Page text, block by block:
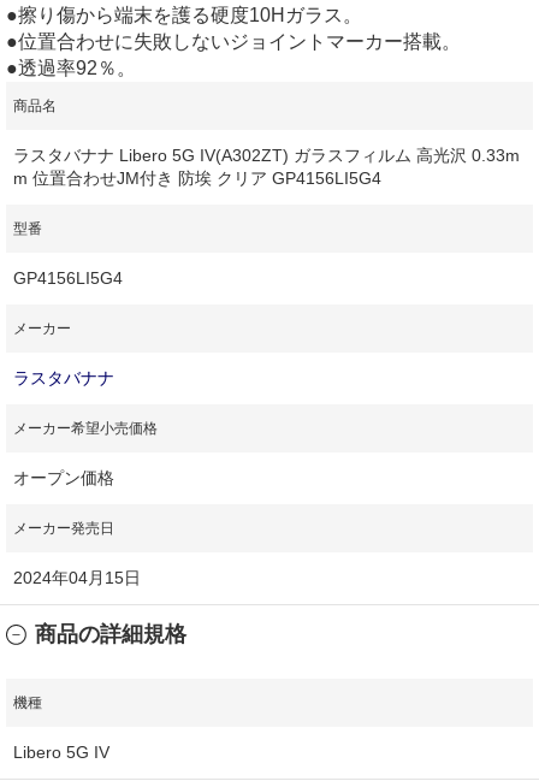
●擦り傷から端末を護る硬度10Hガラス。
●位置合わせに失敗しないジョイントマーカー搭載。
●透過率92％。
商品名
ラスタバナナ Libero 5G IV(A302ZT) ガラスフィルム 高光沢 0.33m
m 位置合わせJM付き 防埃 クリア GP4156LI5G4
型番
GP4156LI5G4
メーカー
ラスタバナナ
メーカー希望小売価格
オープン価格
メーカー発売日
2024年04月15日
商品の詳細規格
機種
Libero 5G IV